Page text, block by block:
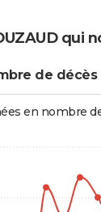
qui
de décès
en nombre